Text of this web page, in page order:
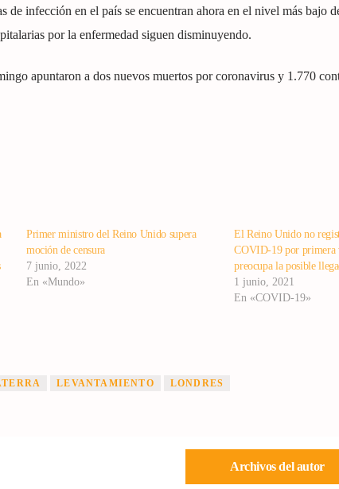
de infección en el país se encuentran ahora en el nivel más bajo
por la enfermedad siguen disminuyendo.
apuntaron a dos nuevos muertos por coronavirus y 1.770
Primer ministro del Reino Unido supera
moción de censura
7 junio, 2022
En «Mundo»
El Reino Unido no
COVID-19 por primera
preocupa la posible
1 junio, 2021
En «COVID-19»
LEVANTAMIENTO LONDRES
Archivos del autor